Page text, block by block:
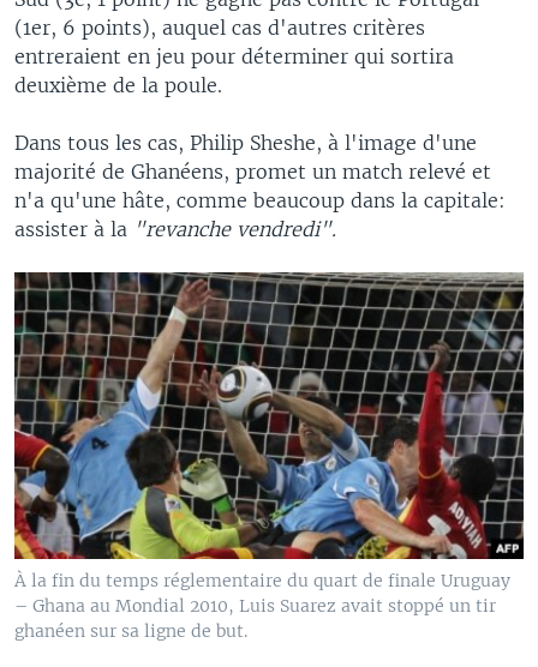
(1er, 6 points), auquel cas d'autres critères
entreraient en jeu pour déterminer qui sortira
deuxième de la poule.
Dans tous les cas, Philip Sheshe, à l'image d'une
majorité de Ghanéens, promet un match relevé et
n'a qu'une hâte, comme beaucoup dans la capitale:
assister à la "revanche vendredi".
À la fin du temps réglementaire du quart de finale Uruguay
– Ghana au Mondial 2010, Luis Suarez avait stoppé un tir
ghanéen sur sa ligne de but.